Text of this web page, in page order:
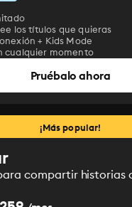
los títulos que quieras
+ Kids Mode
cualquier momento
Pruébalo ahora
¡Más popular!
compartir historias